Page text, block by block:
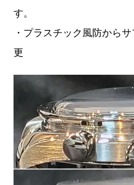
す。
・プラスチック風防から
更